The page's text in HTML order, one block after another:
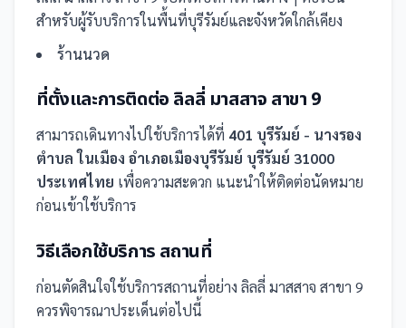
สำหรับผู้รับบริการในพื้นที่บุรีรัมย์และจังหวัดใกล้เคียง
ร้านนวด
ที่ตั้งและการติดต่อ ลิลลี่ มาสสาจ สาขา 9
สามารถเดินทางไปใช้บริการได้ที่ 401 บุรีรัมย์ - นางรอง
ตำบล ในเมือง อำเภอเมืองบุรีรัมย์ บุรีรัมย์ 31000
ประเทศไทย เพื่อความสะดวก แนะนำให้ติดต่อนัดหมาย
ก่อนเข้าใช้บริการ
วิธีเลือกใช้บริการ สถานที่
ก่อนตัดสินใจใช้บริการสถานที่อย่าง ลิลลี่ มาสสาจ สาขา 9
ควรพิจารณาประเด็นต่อไปนี้